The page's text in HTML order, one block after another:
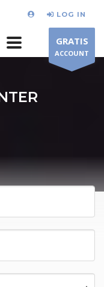
LOG IN
GRATIS
ACCOUNT